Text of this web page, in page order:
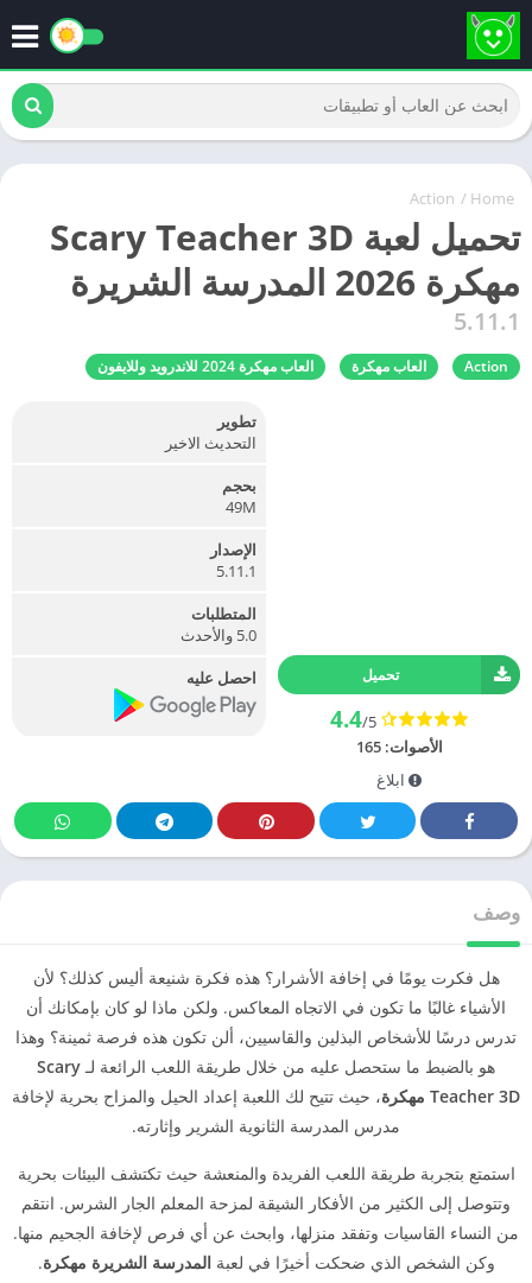
Home
/
Action
تحميل لعبة Scary Teacher 3D
مهكرة 2026 المدرسة الشريرة
5.11.1
Action العاب مهكرة العاب مهكرة 2024 للاندرويد وللايفون
تحميل
4.4/5
الأصوات:165
ابلاغ
تطوير
التحديث الاخير
بحجم
49M
الإصدار
5.11.1
المتطلبات
5.0 والأحدث
احصل عليه
وصف
هل فكرت يومًا في إخافة الأشرار؟ هذه فكرة شنيعة أليس كذلك؟ لأن
الأشياء غالبًا ما تكون في الاتجاه المعاكس. ولكن ماذا لو كان بإمكانك أن
تدرس درسًا للأشخاص البذلين والقاسيين، ألن تكون هذه فرصة ثمينة؟ وهذا
هو بالضبط ما ستحصل عليه من خلال طريقة اللعب الرائعة لـScary
Teacher 3D مهكرة
، حيث تتيح لك اللعبة إعداد الحيل والمزاح بحرية لإخافة
مدرس المدرسة الثانوية الشرير وإثارته.
استمتع بتجربة طريقة اللعب الفريدة والمنعشة حيث تكتشف البيئات بحرية
وتتوصل إلى الكثير من الأفكار الشيقة لمزحة المعلم الجار الشرس. انتقم
من النساء القاسيات وتفقد منزلها، وابحث عن أي فرص لإخافة الجحيم منها.
وكن الشخص الذي ضحكت أخيرًا في لعبةالمدرسة الشريرة مهكرة.